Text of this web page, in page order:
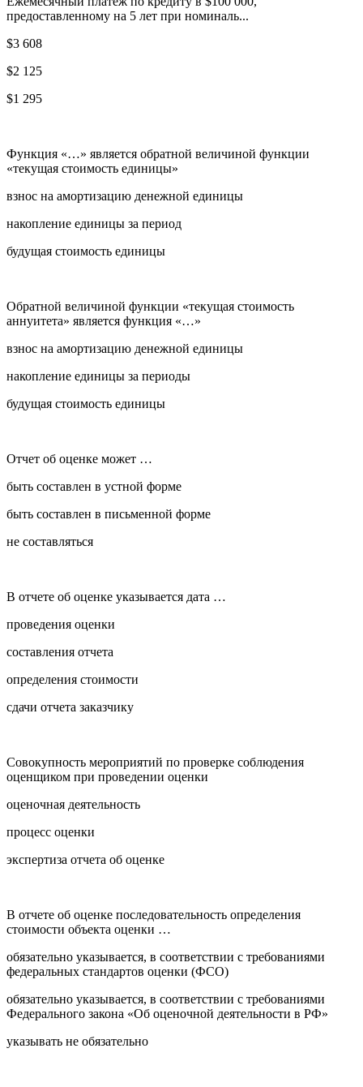
предоставленному на 5 лет при номиналь...
$3 608
$2 125
$1 295
Функция «…» является обратной величиной функции
«текущая стоимость единицы»
взнос на амортизацию денежной единицы
накопление единицы за период
будущая стоимость единицы
Обратной величиной функции «текущая стоимость
аннуитета» является функция «…»
взнос на амортизацию денежной единицы
накопление единицы за периоды
будущая стоимость единицы
Отчет об оценке может …
быть составлен в устной форме
быть составлен в письменной форме
не составляться
В отчете об оценке указывается дата …
проведения оценки
составления отчета
определения стоимости
сдачи отчета заказчику
Совокупность мероприятий по проверке соблюдения
оценщиком при проведении оценки
оценочная деятельность
процесс оценки
экспертиза отчета об оценке
В отчете об оценке последовательность определения
стоимости объекта оценки …
обязательно указывается, в соответствии с требованиями
федеральных стандартов оценки (ФСО)
обязательно указывается, в соответствии с требованиями
Федерального закона «Об оценочной деятельности в РФ»
указывать не обязательно